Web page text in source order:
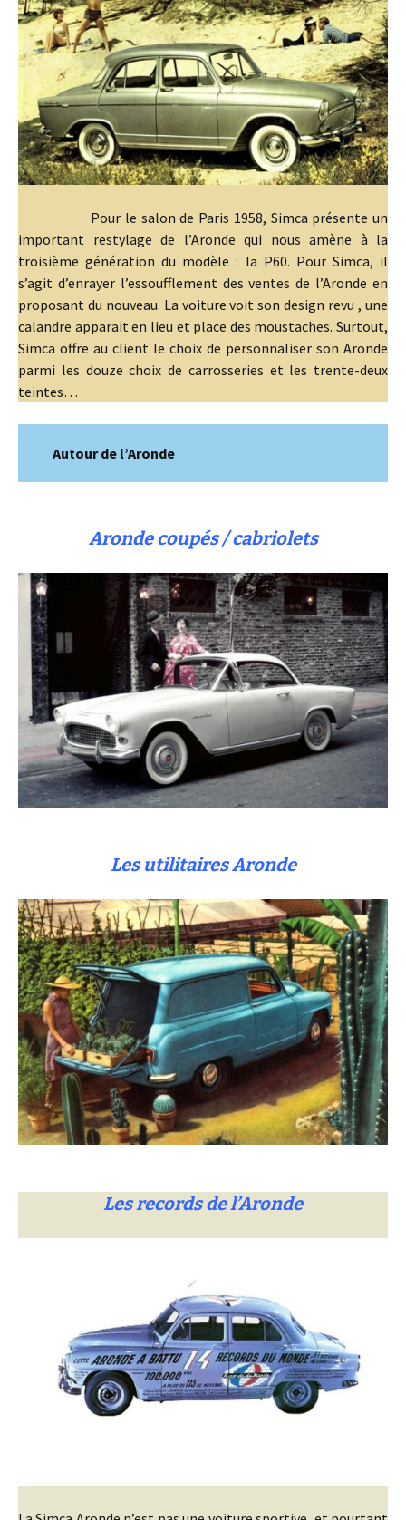
Pour le salon de Paris 1958, Simca présente un
important restylage de l’Aronde qui nous amène à la
troisième génération du modèle : la P60. Pour Simca, il
s’agit d’enrayer l’essoufflement des ventes de l’Aronde en
proposant du nouveau. La voiture voit son design revu , une
calandre apparait en lieu et place des moustaches. Surtout,
Simca offre au client le choix de personnaliser son Aronde
parmi les douze choix de carrosseries et les trente-deux
teintes…
Autour de l’Aronde
Aronde coupés / cabriolets
Les utilitaires Aronde
Les records de l’Aronde